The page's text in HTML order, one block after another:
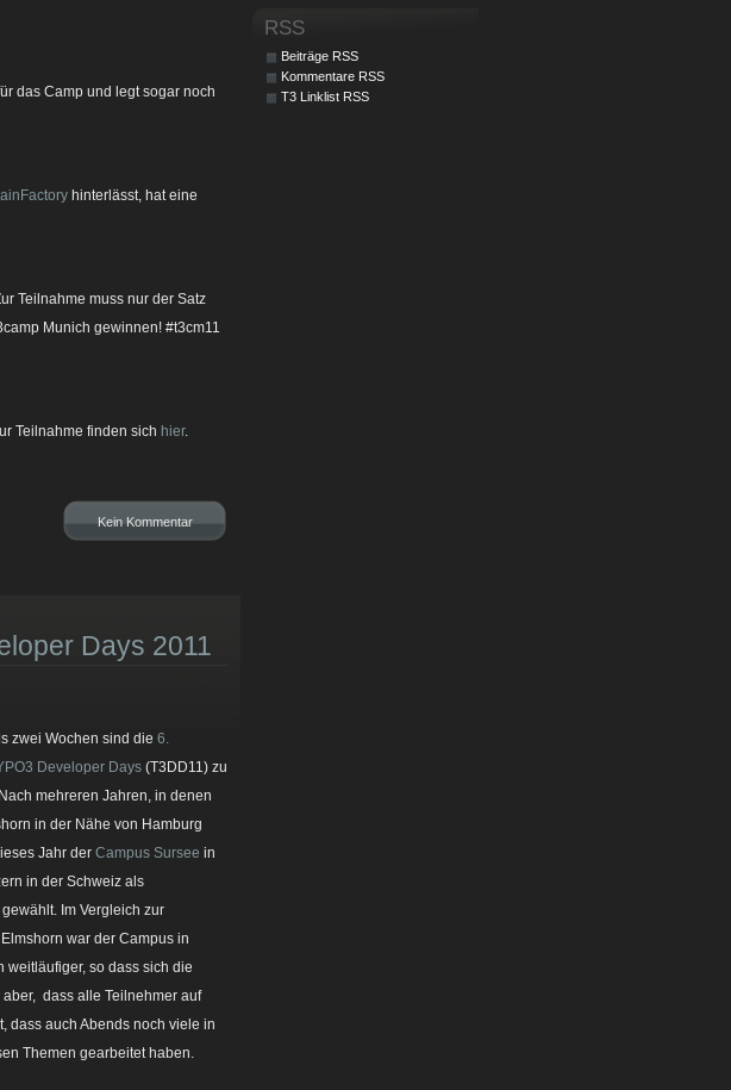
das Camp und legt sogar noch
hinterlässt, hat eine
Teilnahme muss nur der Satz
Munich gewinnen! #t3cm11
Teilnahme finden sich hier.
Kein Kommentar
Days 2011
zwei Wochen sind die 6.
Developer Days (T3DD11) zu
mehreren Jahren, in denen
in der Nähe von Hamburg
Jahr der Campus Sursee in
in der Schweiz als
Im Vergleich zur
war der Campus in
weitläufiger, so dass sich die
dass alle Teilnehmer auf
dass auch Abends noch viele in
Themen gearbeitet haben.
RSS
Beiträge RSS
Kommentare RSS
T3 Linklist RSS